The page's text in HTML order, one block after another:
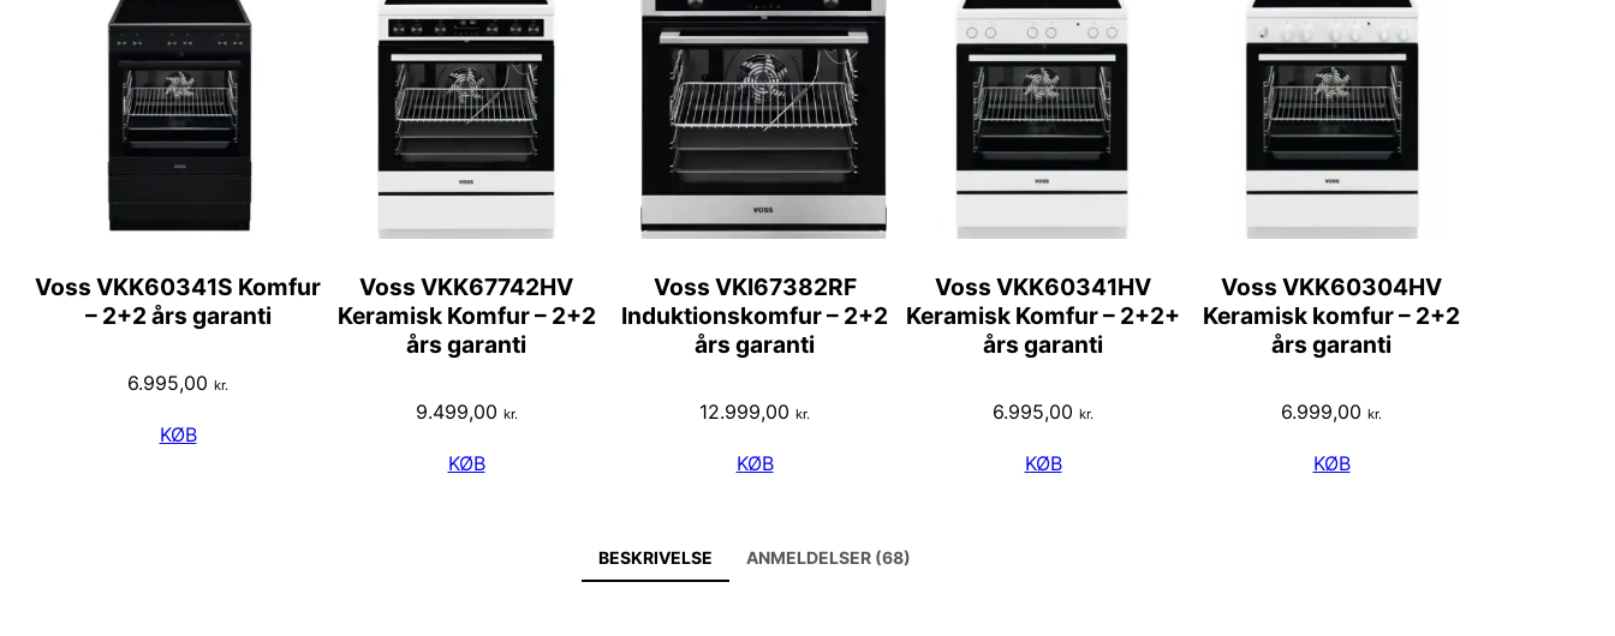
Voss VKK60341S Komfur
– 2+2 års garanti
6.995,00 kr.
KØB
Voss VKK67742HV
Keramisk Komfur – 2+2
års garanti
9.499,00 kr.
KØB
Voss VKI67382RF
Induktionskomfur – 2+2
års garanti
12.999,00 kr.
KØB
Voss VKK60341HV
Keramisk Komfur – 2+2+
års garanti
6.995,00 kr.
KØB
Voss VKK60304HV
Keramisk komfur – 2+2
års garanti
6.999,00 kr.
KØB
BESKRIVELSE ANMELDELSER (68)